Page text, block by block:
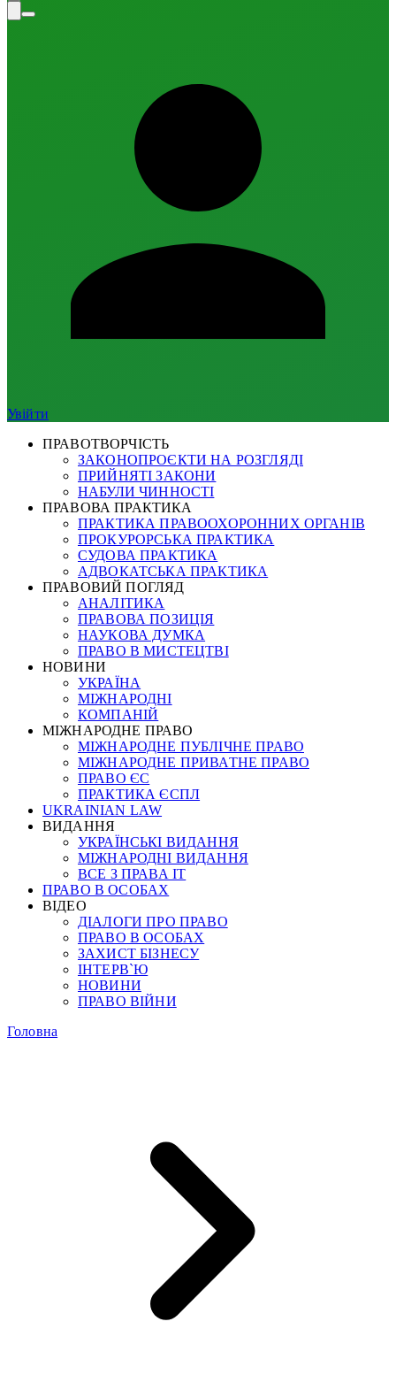
Увійти
ПРАВОТВОРЧІСТЬ
ЗАКОНОПРОЄКТИ НА РОЗГЛЯДІ
ПРИЙНЯТІ ЗАКОНИ
НАБУЛИ ЧИННОСТІ
ПРАВОВА ПРАКТИКА
ПРАКТИКА ПРАВООХОРОННИХ ОРГАНІВ
ПРОКУРОРСЬКА ПРАКТИКА
СУДОВА ПРАКТИКА
АДВОКАТСЬКА ПРАКТИКА
ПРАВОВИЙ ПОГЛЯД
АНАЛІТИКА
ПРАВОВА ПОЗИЦІЯ
НАУКОВА ДУМКА
ПРАВО В МИСТЕЦТВІ
НОВИНИ
УКРАЇНА
МІЖНАРОДНІ
КОМПАНІЙ
МІЖНАРОДНЕ ПРАВО
МІЖНАРОДНЕ ПУБЛІЧНЕ ПРАВО
МІЖНАРОДНЕ ПРИВАТНЕ ПРАВО
ПРАВО ЄС
ПРАКТИКА ЄСПЛ
UKRAINIAN LAW
ВИДАННЯ
УКРАЇНСЬКІ ВИДАННЯ
МІЖНАРОДНІ ВИДАННЯ
ВСЕ З ПРАВА ІТ
ПРАВО В ОСОБАХ
ВІДЕО
ДІАЛОГИ ПРО ПРАВО
ПРАВО В ОСОБАХ
ЗАХИСТ БІЗНЕСУ
ІНТЕРВ`Ю
НОВИНИ
ПРАВО ВІЙНИ
Головна